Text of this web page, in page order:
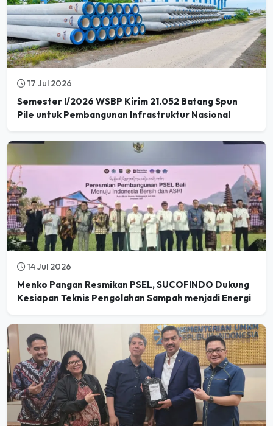
17 Jul 2026
Semester I/2026 WSBP Kirim 21.052 Batang Spun
Pile untuk Pembangunan Infrastruktur Nasional
14 Jul 2026
Menko Pangan Resmikan PSEL, SUCOFINDO Dukung
Kesiapan Teknis Pengolahan Sampah menjadi Energi